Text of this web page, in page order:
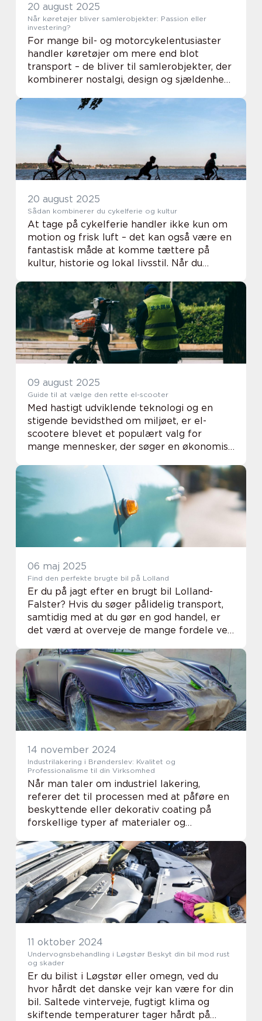
20 august 2025
Når køretøjer bliver samlerobjekter: Passion eller
investering?
For mange bil- og motorcykelentusiaster
handler køretøjer om mere end blot
transport – de bliver til samlerobjekter, der
kombinerer nostalgi, design og sjældenhed.
ved at eje, ...
20 august 2025
Sådan kombinerer du cykelferie og kultur
At tage på cykelferie handler ikke kun om
motion og frisk luft – det kan også være en
fantastisk måde at komme tættere på
kultur, historie og lokal livsstil. Når du
09 august 2025
Guide til at vælge den rette el-scooter
Med hastigt udviklende teknologi og en
stigende bevidsthed om miljøet, er el-
scootere blevet et populært valg for
mange mennesker, der søger en økonomisk
indenfor personlig ...
06 maj 2025
Find den perfekte brugte bil på Lolland
Er du på jagt efter en brugt bil Lolland-
Falster? Hvis du søger pålidelig transport,
samtidig med at du gør en god handel, er
det værd at overveje de mange fordele ved
14 november 2024
Industrilakering i Brønderslev: Kvalitet og
Professionalisme til din Virksomhed
Når man taler om industriel lakering,
referer det til processen med at påføre en
beskyttende eller dekorativ coating på
forskellige typer af materialer og
ikke kun en grundl&ae...
11 oktober 2024
Undervognsbehandling i Løgstør Beskyt din bil mod rust
og skader
Er du bilist i Løgstør eller omegn, ved du
hvor hårdt det danske vejr kan være for din
bil. Saltede vinterveje, fugtigt klima og
skiftende temperaturer tager hårdt på